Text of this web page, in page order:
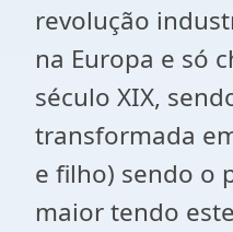
revolução
na Europa e só
século XIX,
transformada
e filho) sendo o
maior tendo